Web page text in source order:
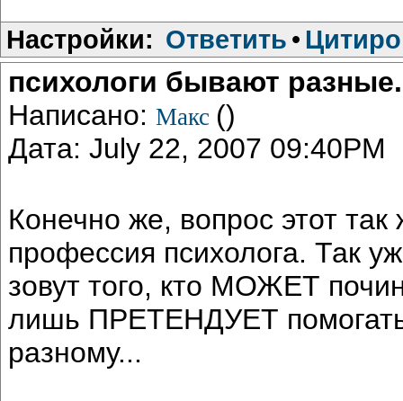
Настройки: Ответить •
психологи бывают
Написано: Макс ()
Дата: July 22, 2007 09:40PM
Конечно же, вопрос этот
профессия психолога. Так
зовут того, кто МОЖЕТ
лишь ПРЕТЕНДУЕТ
разному...